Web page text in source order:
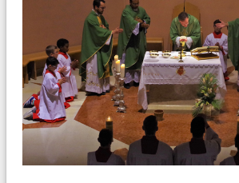
Liens